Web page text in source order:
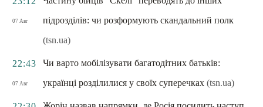
07 Авг
підрозділів: чи розформують скандальний полк
(tsn.ua)
22:43
07 Авг
Чи варто мобілізувати багатодітних батьків:
українці розділилися у своїх суперечках (tsn.ua)